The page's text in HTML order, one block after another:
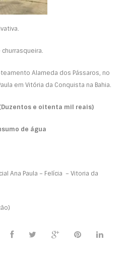
Alameda dos Pássaros, no
em Vitória da Conquista na Bahia.
e oitenta mil reais)
de água
Ana Paula – Felícia – Vitoria da